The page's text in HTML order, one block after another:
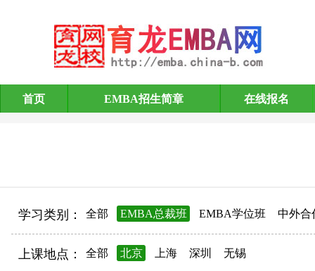
EMBA招生简章
首页 EMBA招生简章 在线报名
学习类别： 全部 EMBA总裁班 EMBA学位班 中外合
上课地点： 全部 北京 上海 深圳 无锡